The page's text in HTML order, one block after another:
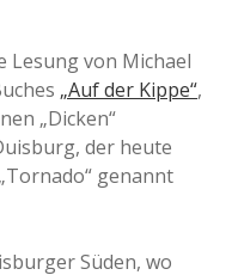
Lesung von Michael
„Auf der Kippe“,
„Dicken“
der heute
genannt
Süden, wo